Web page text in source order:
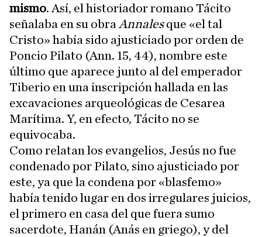
mismo. Así, el historiador romano Tácito
señalaba en su obra Annalesque «el tal
Cristo» había sido ajusticiado por orden de
Poncio Pilato (Ann. 15, 44), nombre este
último que aparece junto al del emperador
Tiberio en una inscripción hallada en las
excavaciones arqueológicas de Cesarea
Marítima. Y, en efecto, Tácito no se
equivocaba.
Como relatan los evangelios, Jesús no fue
condenado por Pilato, sino ajusticiado por
este, ya que la condena por «blasfemo»
había tenido lugar en dos irregulares juicios,
el primero en casa del que fuera sumo
sacerdote, Hanán (Anás en griego), y del